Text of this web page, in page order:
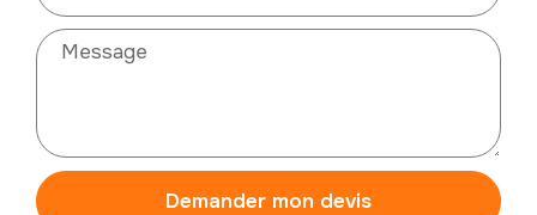
Demander mon devis